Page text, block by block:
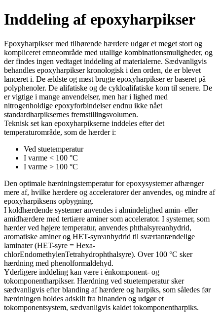
Inddeling af epoxyharpikser
Epoxyharpikser med tilhørende hærdere udgør et meget stort og
kompliceret emneområde med utallige kombinationsmuligheder, og
der findes ingen vedtaget inddeling af materialerne. Sædvanligvis
behandles epoxyharpikser kronologisk i den orden, de er blevet
lanceret i. De ældste og mest brugte epoxyharpikser er baseret på
polyphenoler. De alifatiske og de cykloalifatiske kom til senere. De
er vigtige i mange anvendelser, men har i lighed med
nitrogenholdige epoxyforbindelser endnu ikke nået
standardharpiksernes fremstillingsvolumen.
Teknisk set kan epoxyharpikserne inddeles efter det
temperaturområde, som de hærder i:
Ved stuetemperatur
I varme < 100 °C
I varme > 100 °C
Den optimale hærdningstemperatur for epoxysystemer afhænger
mere af, hvilke hærdere og acceleratorer der anvendes, og mindre af
epoxyharpiksens opbygning.
I koldhærdende systemer anvendes i almindelighed amin- eller
amidhærdere med tertiære aminer som accelerator. I systemer, som
hærder ved højere temperatur, anvendes phthalsyreanhydrid,
aromatiske aminer og HET-syreanhydrid til sværtantændelige
laminater (HET-syre = Hexa-
chlorEndomethylenTetrahydrophthalsyre). Over 100 °C sker
hærdning med phenolformaldehyd.
Yderligere inddeling kan være i énkomponent- og
tokomponentharpikser. Hærdning ved stuetemperatur sker
sædvanligvis efter blanding af hærdere og harpiks, som således før
hærdningen holdes adskilt fra hinanden og udgør et
tokomponentsystem, sædvanligvis kaldet tokomponentharpiks.